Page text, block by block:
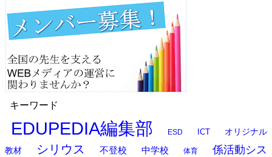
キーワード
EDUPEDIA編集部 ESD ICT
オリジナル
教材
シリウス 不登校 中学校 体育
係活動シス